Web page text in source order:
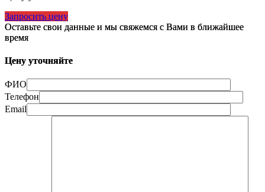
Запросить цену
Оставьте свои данные и мы свяжемся с Вами в ближайшее
время
Цену уточняйте
ФИО
Телефон
Email